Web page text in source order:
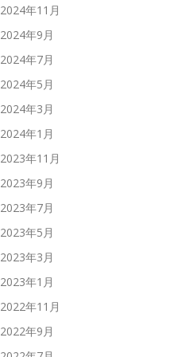
2024年11月
2024年9月
2024年7月
2024年5月
2024年3月
2024年1月
2023年11月
2023年9月
2023年7月
2023年5月
2023年3月
2023年1月
2022年11月
2022年9月